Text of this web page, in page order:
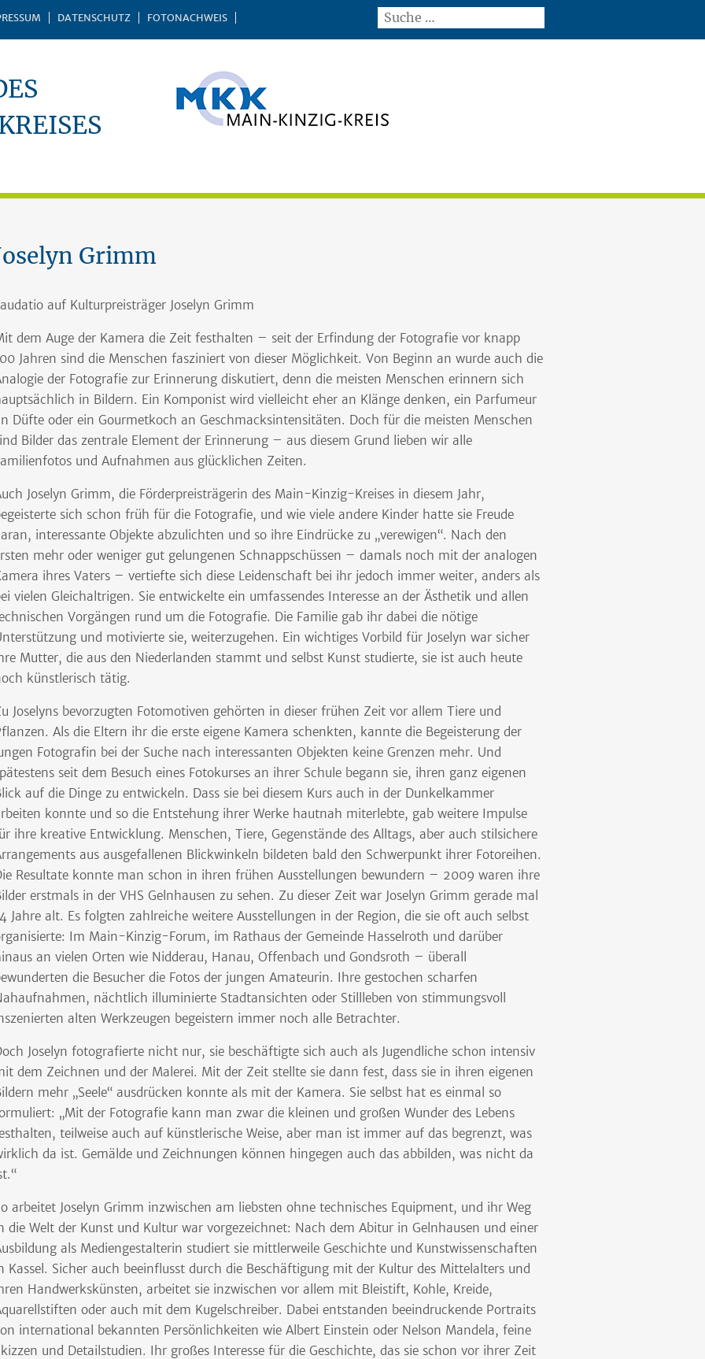
DATENSCHUTZ FOTONACHWEIS
Grimm
auf Kulturpreisträger Joselyn Grimm
dem Auge der Kamera die Zeit festhalten – seit der Erfindung der Fotografie vor knapp
Jahren sind die Menschen fasziniert von dieser Möglichkeit. Von Beginn an wurde auch die
der Fotografie zur Erinnerung diskutiert, denn die meisten Menschen erinnern sich
in Bildern. Ein Komponist wird vielleicht eher an Klänge denken, ein Parfumeur
Düfte oder ein Gourmetkoch an Geschmacksintensitäten. Doch für die meisten Menschen
Bilder das zentrale Element der Erinnerung – aus diesem Grund lieben wir alle
und Aufnahmen aus glücklichen Zeiten.
Joselyn Grimm, die Förderpreisträgerin des Main-Kinzig-Kreises in diesem Jahr,
sich schon früh für die Fotografie, und wie viele andere Kinder hatte sie Freude
interessante Objekte abzulichten und so ihre Eindrücke zu „verewigen“. Nach den
mehr oder weniger gut gelungenen Schnappschüssen – damals noch mit der analogen
ihres Vaters – vertiefte sich diese Leidenschaft bei ihr jedoch immer weiter, anders als
vielen Gleichaltrigen. Sie entwickelte ein umfassendes Interesse an der Ästhetik und allen
Vorgängen rund um die Fotografie. Die Familie gab ihr dabei die nötige
und motivierte sie, weiterzugehen. Ein wichtiges Vorbild für Joselyn war sicher
Mutter, die aus den Niederlanden stammt und selbst Kunst studierte, sie ist auch heute
künstlerisch tätig.
Joselyns bevorzugten Fotomotiven gehörten in dieser frühen Zeit vor allem Tiere und
Als die Eltern ihr die erste eigene Kamera schenkten, kannte die Begeisterung der
Fotografin bei der Suche nach interessanten Objekten keine Grenzen mehr. Und
seit dem Besuch eines Fotokurses an ihrer Schule begann sie, ihren ganz eigenen
auf die Dinge zu entwickeln. Dass sie bei diesem Kurs auch in der Dunkelkammer
konnte und so die Entstehung ihrer Werke hautnah miterlebte, gab weitere Impulse
ihre kreative Entwicklung. Menschen, Tiere, Gegenstände des Alltags, aber auch stilsichere
aus ausgefallenen Blickwinkeln bildeten bald den Schwerpunkt ihrer Fotoreihen.
Resultate konnte man schon in ihren frühen Ausstellungen bewundern – 2009 waren ihre
erstmals in der VHS Gelnhausen zu sehen. Zu dieser Zeit war Joselyn Grimm gerade mal
Jahre alt. Es folgten zahlreiche weitere Ausstellungen in der Region, die sie oft auch selbst
Im Main-Kinzig-Forum, im Rathaus der Gemeinde Hasselroth und darüber
an vielen Orten wie Nidderau, Hanau, Offenbach und Gondsroth – überall
die Besucher die Fotos der jungen Amateurin. Ihre gestochen scharfen
nächtlich illuminierte Stadtansichten oder Stillleben von stimmungsvoll
alten Werkzeugen begeistern immer noch alle Betrachter.
Joselyn fotografierte nicht nur, sie beschäftigte sich auch als Jugendliche schon intensiv
dem Zeichnen und der Malerei. Mit der Zeit stellte sie dann fest, dass sie in ihren eigenen
mehr „Seele“ ausdrücken konnte als mit der Kamera. Sie selbst hat es einmal so
„Mit der Fotografie kann man zwar die kleinen und großen Wunder des Lebens
teilweise auch auf künstlerische Weise, aber man ist immer auf das begrenzt, was
da ist. Gemälde und Zeichnungen können hingegen auch das abbilden, was nicht da
arbeitet Joselyn Grimm inzwischen am liebsten ohne technisches Equipment, und ihr Weg
die Welt der Kunst und Kultur war vorgezeichnet: Nach dem Abitur in Gelnhausen und einer
als Mediengestalterin studiert sie mittlerweile Geschichte und Kunstwissenschaften
Kassel. Sicher auch beeinflusst durch die Beschäftigung mit der Kultur des Mittelalters und
Handwerkskünsten, arbeitet sie inzwischen vor allem mit Bleistift, Kohle, Kreide,
oder auch mit dem Kugelschreiber. Dabei entstanden beeindruckende Portraits
international bekannten Persönlichkeiten wie Albert Einstein oder Nelson Mandela, feine
und Detailstudien. Ihr großes Interesse für die Geschichte, das sie schon vor ihrer Zeit